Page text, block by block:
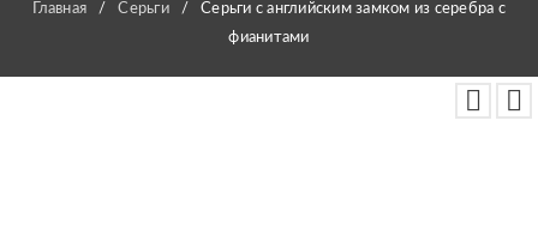
Главная / Серьги /
Серьги с английским замком из серебра с
фианитами